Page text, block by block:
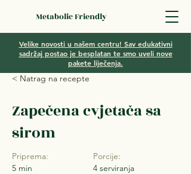
Metabolic Friendly
Velike novosti u našem centru! Sav edukativni
sadržaj postao je besplatan te smo uveli nove
pakete liječenja.
< Natrag na recepte
Zapečena cvjetača sa
sirom
Priprema:
5 min
Porcije:
4 serviranja